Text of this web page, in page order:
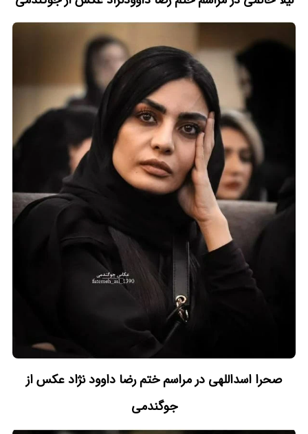
صحرا اسداللهی در مراسم ختم رضا داوود نژاد عکس از
جوگندمی